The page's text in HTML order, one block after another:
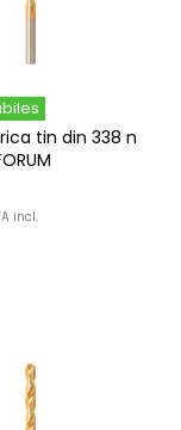
tin din 338 n
incl.